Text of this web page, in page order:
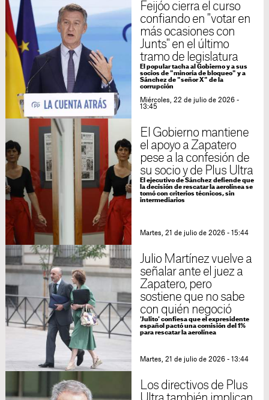
Feijóo cierra el curso
confiando en "votar en
más ocasiones con
Junts" en el último
tramo de legislatura
El popular tacha al Gobierno y a sus
socios de "minoría de bloqueo" y a
Sánchez de "señor X" de la
corrupción
Miércoles, 22 de julio de 2026 -
13:45
El Gobierno mantiene
el apoyo a Zapatero
pese a la confesión de
su socio y de Plus Ultra
El ejecutivo de Sánchez defiende que
la decisión de rescatar la aerolínea se
tomó con criterios técnicos, sin
intermediarios
Martes, 21 de julio de 2026 - 15:44
Julio Martínez vuelve a
señalar ante el juez a
Zapatero, pero
sostiene que no sabe
con quién negoció
'Julito' confiesa que el expresidente
español pactó una comisión del 1%
para rescatar la aerolínea
Martes, 21 de julio de 2026 - 13:44
Los directivos de Plus